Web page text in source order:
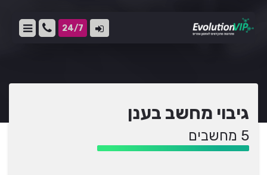
24/7
גיבוי מחשב בענן
5 מחשבים